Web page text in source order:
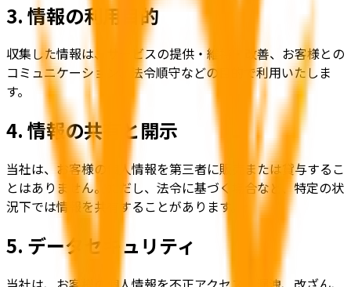
3. 情報の利用目的
収集した情報は、サービスの提供・維持・改善、お客様との
コミュニケーション、法令順守などの目的で利用いたしま
す。
4. 情報の共有と開示
当社は、お客様の個人情報を第三者に販売または貸与するこ
とはありません。ただし、法令に基づく場合など、特定の状
況下では情報を共有することがあります。
5. データセキュリティ